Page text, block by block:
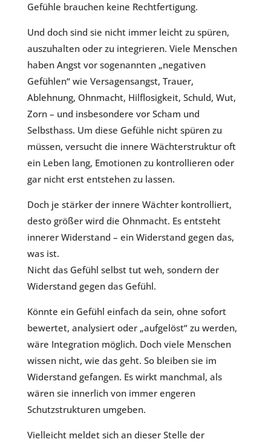
Gefühle brauchen keine Rechtfertigung.
Und doch sind sie nicht immer leicht zu spüren,
auszuhalten oder zu integrieren. Viele Menschen
haben Angst vor sogenannten „negativen
Gefühlen“ wie Versagensangst, Trauer,
Ablehnung, Ohnmacht, Hilflosigkeit, Schuld, Wut,
Zorn – und insbesondere vor Scham und
Selbsthass. Um diese Gefühle nicht spüren zu
müssen, versucht die innere Wächterstruktur oft
ein Leben lang, Emotionen zu kontrollieren oder
gar nicht erst entstehen zu lassen.
Doch je stärker der innere Wächter kontrolliert,
desto größer wird die Ohnmacht. Es entsteht
innerer Widerstand – ein Widerstand gegen das,
was ist.
Nicht das Gefühl selbst tut weh, sondern der
Widerstand gegen das Gefühl.
Könnte ein Gefühl einfach da sein, ohne sofort
bewertet, analysiert oder „aufgelöst“ zu werden,
wäre Integration möglich. Doch viele Menschen
wissen nicht, wie das geht. So bleiben sie im
Widerstand gefangen. Es wirkt manchmal, als
wären sie innerlich von immer engeren
Schutzstrukturen umgeben.
Vielleicht meldet sich an dieser Stelle der